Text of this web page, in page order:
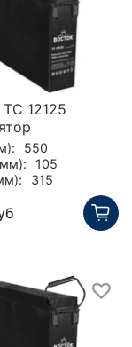
12125
550
105
315